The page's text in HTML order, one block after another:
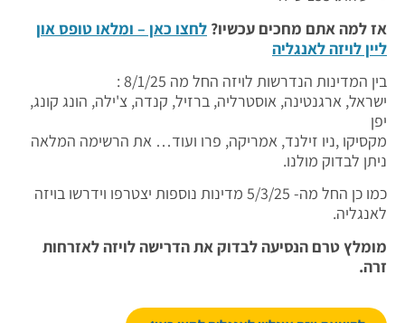
אז למה אתם מחכים עכשיו? לחצו כאן – ומלאו טופס און
ליין לויזה לאנגליה
בין המדינות הנדרשות לויזה החל מה 8/1/25 :
ישראל, ארגנטינה, אוסטרליה, ברזיל, קנדה, צ'ילה, הונג קונג,
יפן
מקסיקו ,ניו זילנד, אמריקה, פרו ועוד… את הרשימה המלאה
ניתן לבדוק מולנו.
כמו כן החל מה- 5/3/25 מדינות נוספות יצטרפו וידרשו בויזה
לאנגליה.
מומלץ טרם הנסיעה לבדוק את הדרישה לויזה לאזרחות
זרה.